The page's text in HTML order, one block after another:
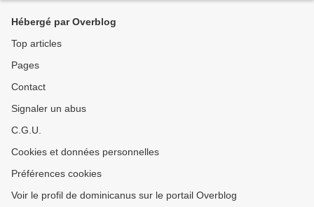
Hébergé par Overblog
Top articles
Pages
Contact
Signaler un abus
C.G.U.
Cookies et données personnelles
Préférences cookies
Voir le profil de dominicanus sur le portail Overblog